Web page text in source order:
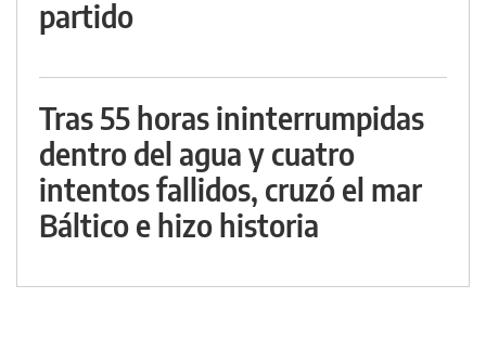
partido
Tras 55 horas ininterrumpidas
dentro del agua y cuatro
intentos fallidos, cruzó el mar
Báltico e hizo historia